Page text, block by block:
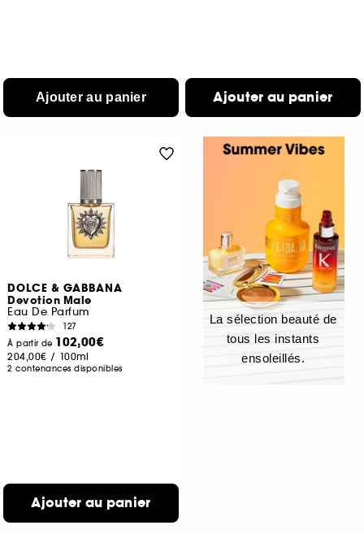
Ajouter au panier Ajouter au panier
DOLCE & GABBANA
Devotion Male
Eau De Parfum
127
À partir de 102,00€
204,00€ / 100ml
2 contenances disponibles
Ajouter au panier
La sélection beauté de
tous les instants
ensoleillés.